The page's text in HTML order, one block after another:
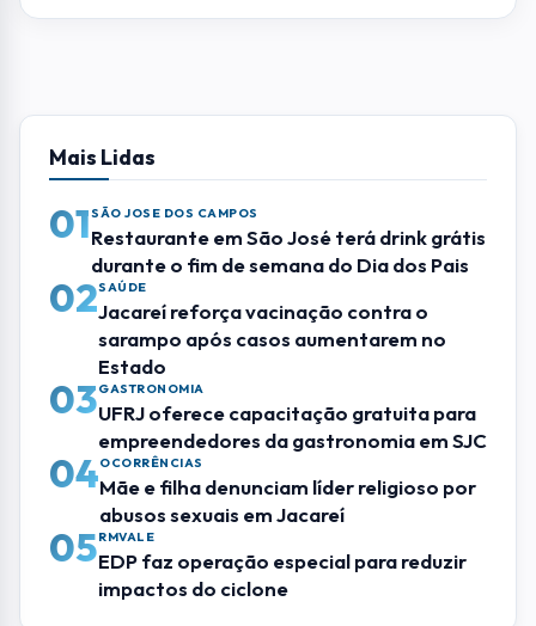
Mais Lidas
01SÃO JOSE DOS CAMPOS
Restaurante em São José terá drink grátis
durante o fim de semana do Dia dos Pais
02SAÚDE
Jacareí reforça vacinação contra o
sarampo após casos aumentarem no
Estado
03GASTRONOMIA
UFRJ oferece capacitação gratuita para
empreendedores da gastronomia em SJC
04OCORRÊNCIAS
Mãe e filha denunciam líder religioso por
abusos sexuais em Jacareí
05RMVALE
EDP faz operação especial para reduzir
impactos do ciclone